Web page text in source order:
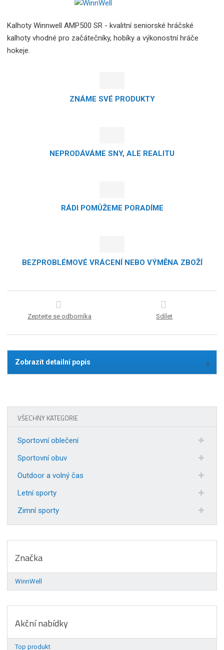
Kalhoty Winnwell AMP500 SR - kvalitní seniorské hráčské
kalhoty vhodné pro začátečníky, hobíky a výkonostní hráče
hokeje.
ZNÁME SVÉ PRODUKTY
NEPRODÁVÁME SNY, ALE REALITU
RÁDI POMŮŽEME PORADÍME
BEZPROBLÉMOVÉ VRÁCENÍ NEBO VÝMĚNA ZBOŽÍ
Zeptejte se odborníka Sdílet
Zobrazit detailní popis
VŠECHNY KATEGORIE
Sportovní oblečení
Sportovní obuv
Outdoor a volný čas
Letní sporty
Zimní sporty
Značka
WinnWell
Akční nabídky
Top produkt